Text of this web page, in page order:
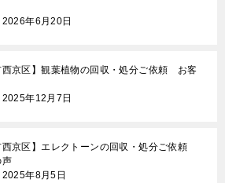
年6月20日
西京区】観葉植物の回収・処分ご依頼 お客
年12月7日
西京区】エレクトーンの回収・処分ご依頼
声
年8月5日